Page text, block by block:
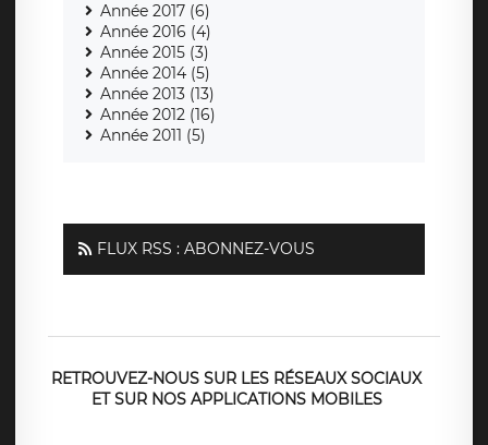
Année 2017 (6)
Année 2016 (4)
Année 2015 (3)
Année 2014 (5)
Année 2013 (13)
Année 2012 (16)
Année 2011 (5)
FLUX RSS : ABONNEZ-VOUS
RETROUVEZ-NOUS SUR LES RÉSEAUX SOCIAUX
ET SUR NOS APPLICATIONS MOBILES